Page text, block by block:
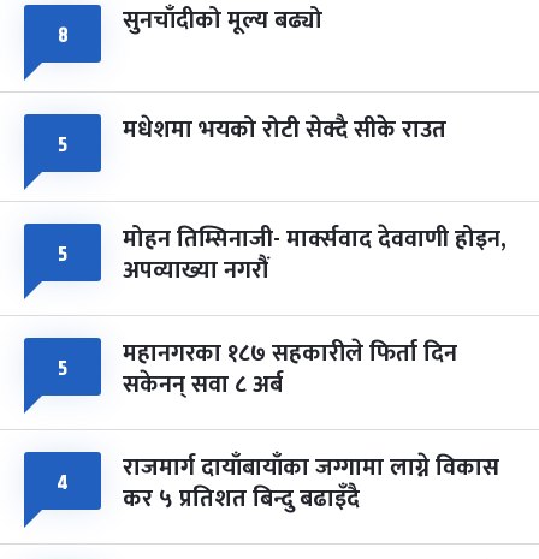
८ सुनचाँदीको मूल्य बढ्यो
५ मधेशमा भयको रोटी सेक्दै सीके राउत
५ मोहन तिम्सिनाजी- मार्क्सवाद देववाणी होइन,
अपव्याख्या नगरौं
५ महानगरका १८७ सहकारीले फिर्ता दिन
सकेनन् सवा ८ अर्ब
४ राजमार्ग दायाँबायाँका जग्गामा लाग्ने विकास
कर ५ प्रतिशत बिन्दु बढाइँदै